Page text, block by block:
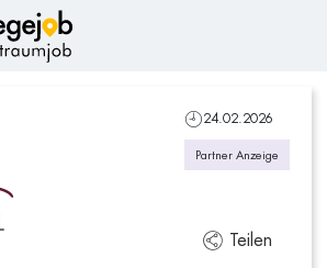
24.02.2026
Partner Anzeige
Teilen